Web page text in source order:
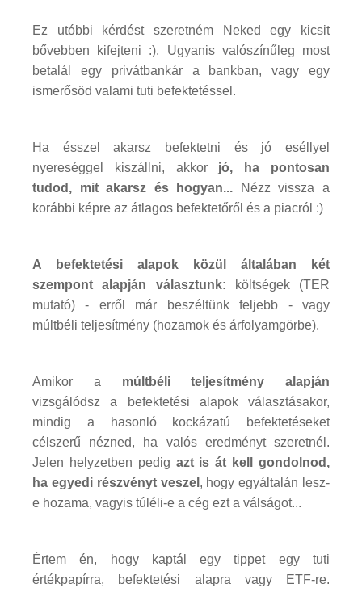
Ez utóbbi kérdést szeretném Neked egy kicsit
bővebben kifejteni :). Ugyanis valószínűleg most
betalál egy privátbankár a bankban, vagy egy
ismerősöd valami tuti befektetéssel.
Ha ésszel akarsz befektetni és jó eséllyel
nyereséggel kiszállni, akkor jó, ha pontosan
tudod, mit akarsz és hogyan... Nézz vissza a
korábbi képre az átlagos befektetőről és a piacról :)
A befektetési alapok közül általában két
szempont alapján választunk: költségek (TER
mutató) - erről már beszéltünk feljebb - vagy
múltbéli teljesítmény (hozamok és árfolyamgörbe).
Amikor a múltbéli teljesítmény alapján
vizsgálódsz a befektetési alapok választásakor,
mindig a hasonló kockázatú befektetéseket
célszerű nézned, ha valós eredményt szeretnél.
Jelen helyzetben pedig azt is át kell gondolnod,
ha egyedi részvényt veszel , hogy egyáltalán lesz-
e hozama, vagyis túléli-e a cég ezt a válságot...
Értem én, hogy kaptál egy tippet egy tuti
értékpapírra, befektetési alapra vagy ETF-re.